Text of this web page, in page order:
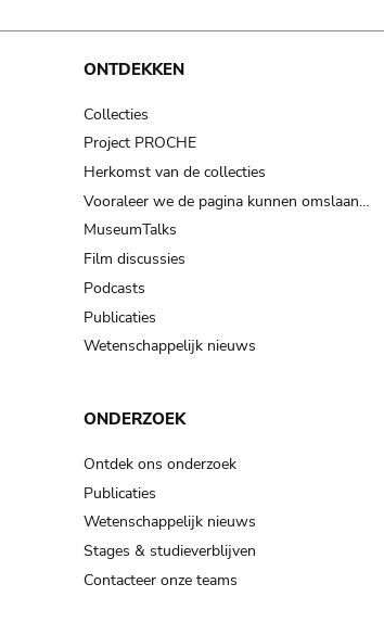
ONTDEKKEN
Collecties
Project PROCHE
Herkomst van de collecties
Vooraleer we de pagina kunnen omslaan…
MuseumTalks
Film discussies
Podcasts
Publicaties
Wetenschappelijk nieuws
ONDERZOEK
Ontdek ons onderzoek
Publicaties
Wetenschappelijk nieuws
Stages & studieverblijven
Contacteer onze teams